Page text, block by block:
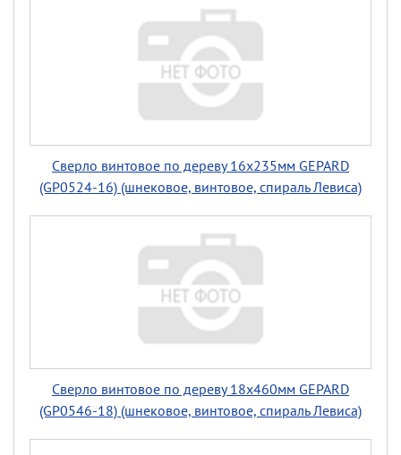
Сверло винтовое по дереву 16х235мм GEPARD
(GP0524-16) (шнековое, винтовое, спираль Левиса)
Сверло винтовое по дереву 18х460мм GEPARD
(GP0546-18) (шнековое, винтовое, спираль Левиса)